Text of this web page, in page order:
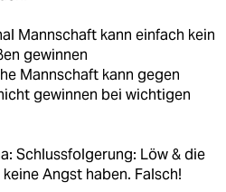
Mannschaft kann einfach kein
gewinnen
Mannschaft kann gegen
gewinnen bei wichtigen
Schlussfolgerung: Löw & die
Angst haben. Falsch!